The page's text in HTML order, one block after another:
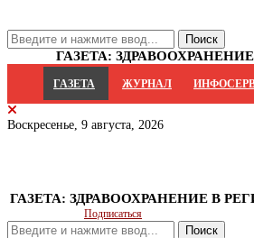
ГАЗЕТА:
ГАЗЕТА ЖУРНАЛ
Воскресенье, 9 августа, 2026
ГАЗЕТА: ЗДРАВООХРАНЕНИЕ В
Подписаться
Поиск